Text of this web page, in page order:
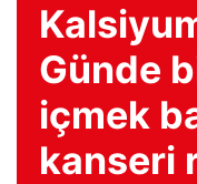
Günde
içmek
kanseri